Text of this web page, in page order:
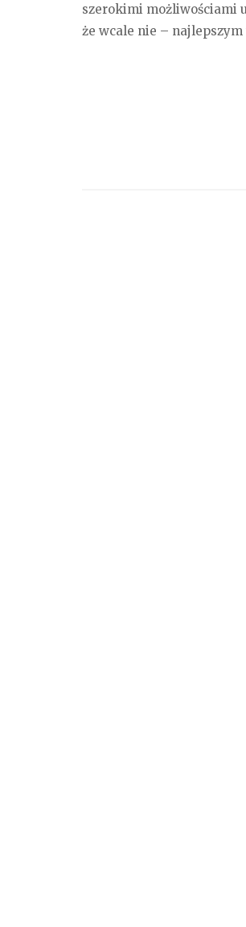
szerokimi możliwościami
że wcale nie –